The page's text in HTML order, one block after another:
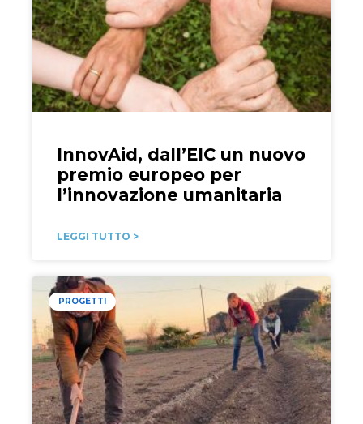
InnovAid, dall’EIC un nuovo
premio europeo per
l’innovazione umanitaria
LEGGI TUTTO >
PROGETTI